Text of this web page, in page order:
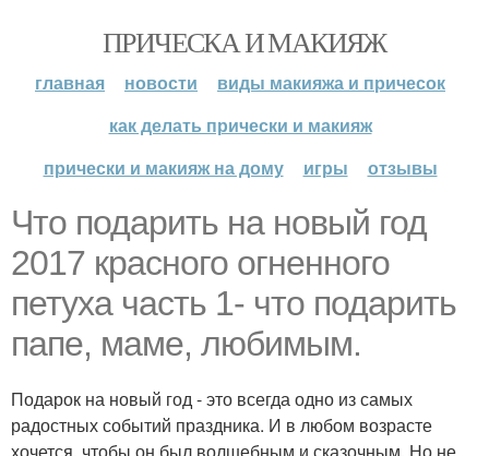
ПРИЧЕСКА И МАКИЯЖ
главная новости
виды макияжа и причесок
как делать прически и макияж
прически и макияж на дому
игры отзывы
Что подарить на новый год
2017 красного огненного
петуха часть 1- что подарить
папе, маме, любимым.
Подарок на новый год - это всегда одно из самых
радостных событий праздника. И в любом возрасте